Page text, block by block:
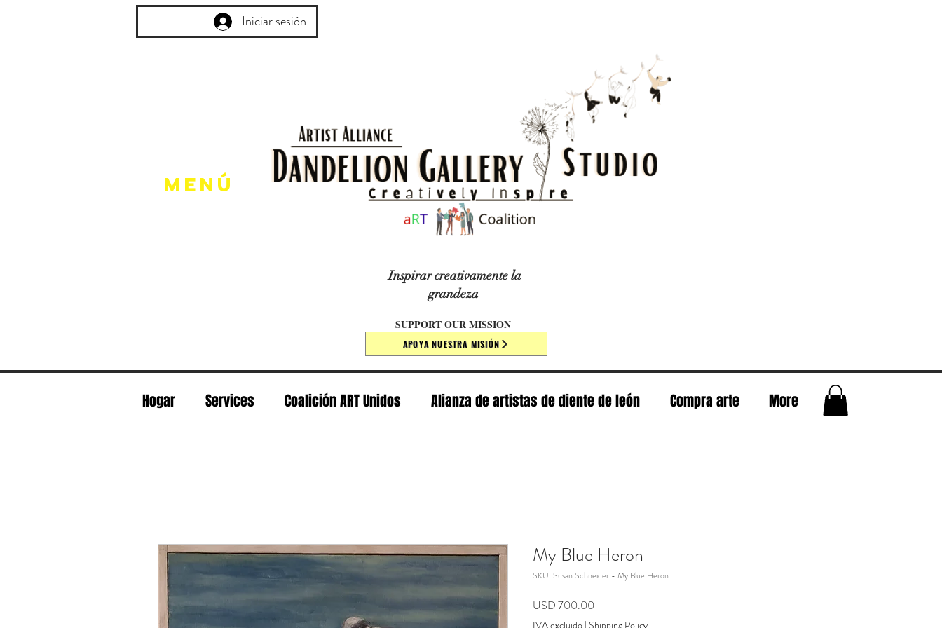
Iniciar sesión
Menú
​​​Inspirar creativamente la
grandeza
SUPPORT OUR MISSION
APOYA NUESTRA MISIÓN
Hogar Services Coalición ART Unidos Alianza de artistas de diente de león Compra arte More
My Blue Heron
SKU: Susan Schneider - My Blue Heron
USD 700.00